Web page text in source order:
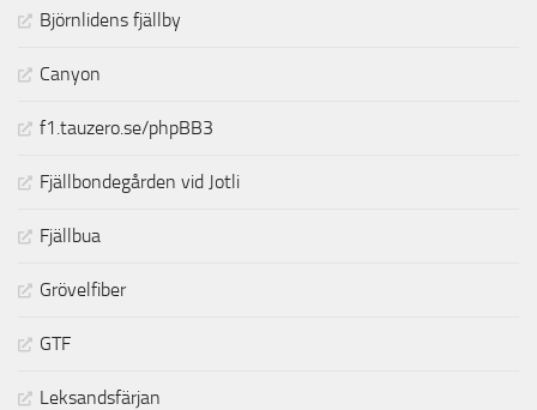
Björnlidens fjällby
Canyon
f1.tauzero.se/phpBB3
Fjällbondegården vid Jotli
Fjällbua
Grövelfiber
GTF
Leksandsfärjan